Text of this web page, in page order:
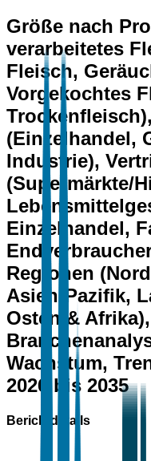
Größe nach
verarbeitetes
Fleisch,
Vorgekochtes
(Einzelhandel,
Industrie),
(Supermärkte/
Einzelhandel,
Regionen
Asien-Pazifik,
Osten &
Wachstum,
2026 bis 2035
Berichtdetails